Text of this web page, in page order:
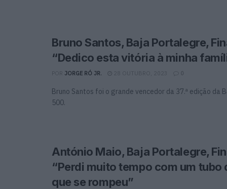
Bruno Santos, Baja Portalegre,
“Dedico esta vitória à minha
JORGE RÓ JR. 28 OUTUBRO, 2023 0
Bruno Santos foi o grande vencedor da 37.ª edição da
500.
António Maio, Baja Portalegre,
“Perdi muito tempo com um tubo
que se rompeu”